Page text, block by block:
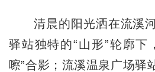
清晨的阳光洒在流溪河
驿站独特的“山形”轮廓下
嚓”合影；流溪温泉广场驿